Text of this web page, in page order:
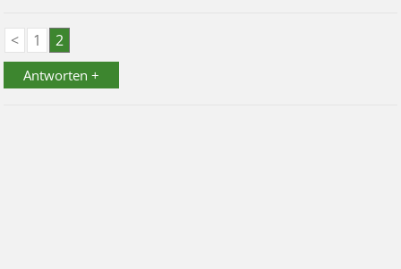
< 1 2
Antworten +